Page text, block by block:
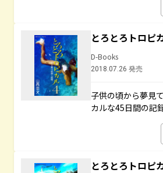
とろとろトロ
D-Books
2018.07.26 発売
子供の頃から夢見
カルな45日間の記
とろとろトロ